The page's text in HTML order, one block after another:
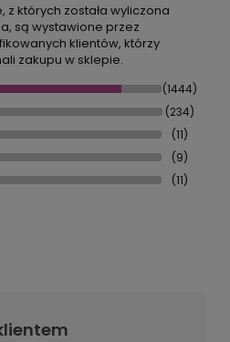
z których została wyliczona
są wystawione przez
klientów, którzy
zakupu w sklepie.
(1444)
(234)
(11)
(9)
(11)